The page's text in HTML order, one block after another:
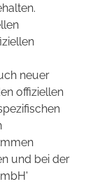
neuer
offiziellen
und bei der